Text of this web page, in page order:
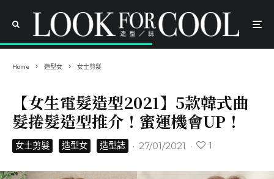
Home 造型女 女士剪髮
【女生電髮造型2021】5款韓式曲
髮捲髮造型推介！蜜運機會UP！
女士剪髮 造型女 造型誌 · 27/01/2021 · 1